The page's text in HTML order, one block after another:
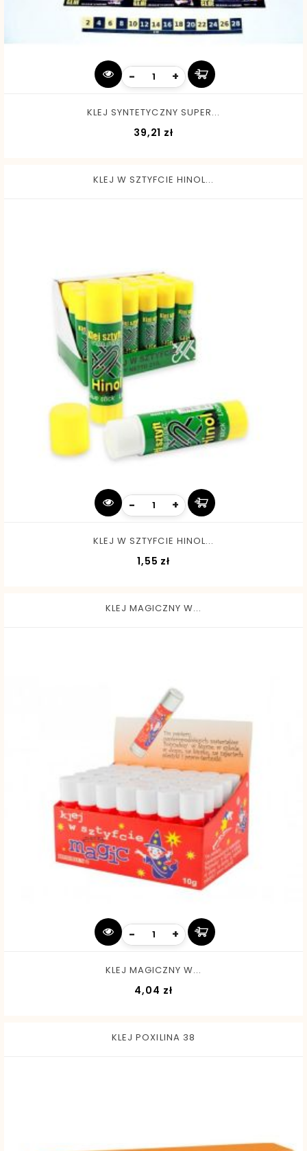
- +
KLEJ SYNTETYCZNY SUPER...
39,21 zł
KLEJ W SZTYFCIE HINOL...
- +
KLEJ W SZTYFCIE HINOL...
1,55 zł
KLEJ MAGICZNY W...
- +
KLEJ MAGICZNY W...
4,04 złCena
KLEJ POXILINA 38